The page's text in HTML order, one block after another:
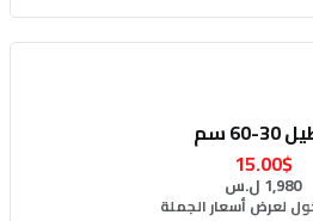
سم
15.00$
1,980 ل.س
لعرض أسعار الجملة